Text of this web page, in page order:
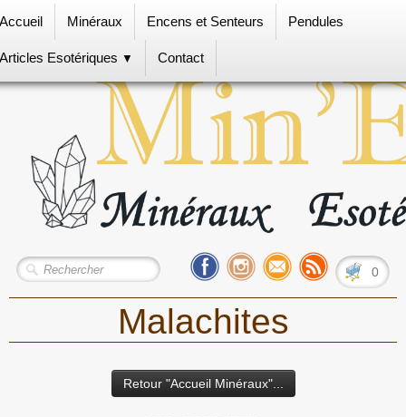
Accueil Minéraux Encens et Senteurs Pendules
Articles Esotériques ▼ Contact
0
Malachites
Retour "Accueil Minéraux"...